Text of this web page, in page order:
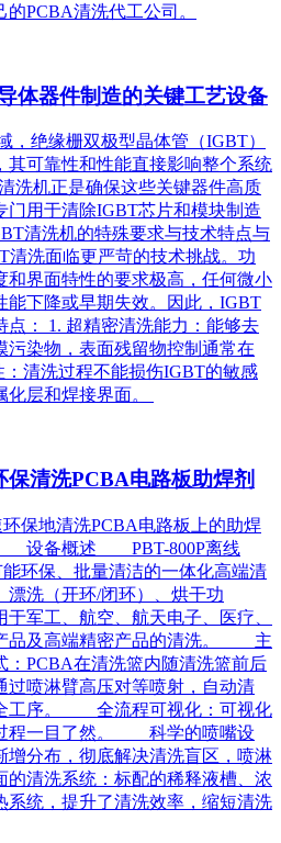
PCBA清洗代工公司。
体器件制造的关键工艺设备
，绝缘栅双极型晶体管（IGBT）
其可靠性和性能直接影响整个系统
洗机正是确保这些关键器件高质
门用于清除IGBT芯片和模块制造
清洗机的特殊要求与技术特点与
清洗面临更严苛的技术挑战。功
和界面特性的要求极高，任何微小
能下降或早期失效。因此，IGBT
： 1. 超精密清洗能力：能够去
污染物，表面残留物控制通常在
：清洗过程不能损伤IGBT的敏感
层和焊接界面。
清洗PCBA电路板助焊剂
保地清洗PCBA电路板上的助焊
设备概述 PBT-800P离线
环保、批量清洁的一体化高端清
漂洗（开环/闭环）、烘干功
工、航空、航天电子、医疗、
品及高端精密产品的清洗。 主
PCBA在清洗篮内随清洗篮前后
过喷淋臂高压对等喷射，自动清
工序。 全流程可视化：可视化
程一目了然。 科学的喷嘴设
增分布，彻底解决清洗盲区，喷淋
清洗系统：标配的稀释液槽、浓
系统，提升了清洗效率，缩短清洗